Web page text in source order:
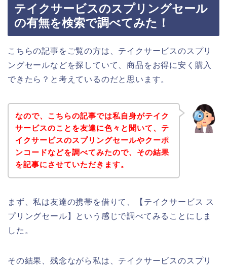
テイクサービスのスプリングセール
の有無を検索で調べてみた！
こちらの記事をご覧の方は、テイクサービスのスプリ
ングセールなどを探していて、商品をお得に安く購入
できたら？と考えているのだと思います。
なので、こちらの記事では私自身がテイク
サービスのことを友達に色々と聞いて、テ
イクサービスのスプリングセールやクーポ
ンコードなどを調べてみたので、その結果
を記事にさせていただきます。
まず、私は友達の携帯を借りて、【テイクサービス ス
プリングセール】という感じで調べてみることにしま
した。
その結果、残念ながら私は、テイクサービスのスプリ